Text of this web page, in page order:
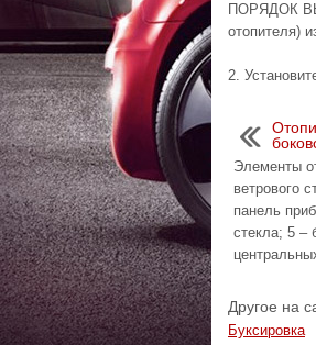
ПОРЯДОК
отопителя)
2.
Элементы
ветрового
панель
стекла; 5 –
Другое на
Буксировка